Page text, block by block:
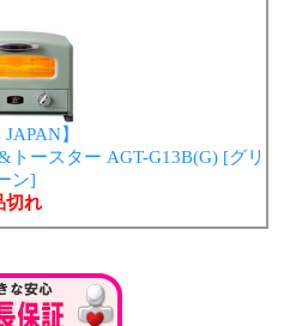
JAPAN】
ースター AGT-G13B(G) [グリ
ン]
切れ